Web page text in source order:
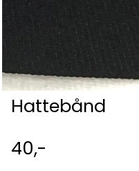
Hattebånd
40,-